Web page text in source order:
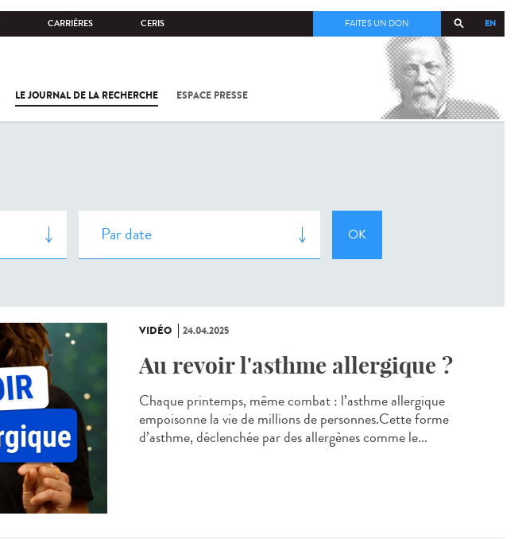
CARRIÈRES CERIS EN
FAITES UN DON
LE JOURNAL DE LA RECHERCHE ESPACE PRESSE
COV-2 /
VIDÉO 24.04.2025
Au revoir l'asthme allergique ?
Chaque printemps, même combat : l’asthme allergique
empoisonne la vie de millions de personnes.Cette forme
d’asthme, déclenchée par des allergènes comme le...